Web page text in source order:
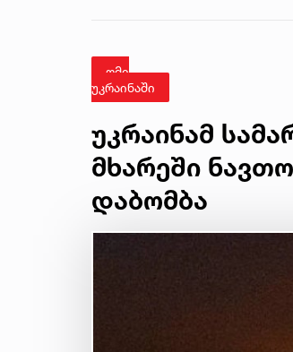
ომი
უკრაინაში
უკრაინამ
მხარეში
დაბომბა